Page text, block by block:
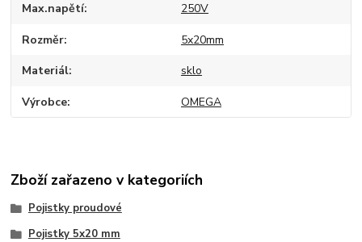
Max.napětí 250V
Rozměr 5x20mm
Materiál sklo
Výrobce OMEGA
Zboží zařazeno v kategoriích
Pojistky proudové
Pojistky 5x20 mm